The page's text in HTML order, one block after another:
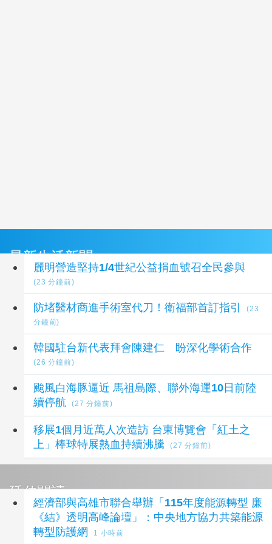
最新生活新聞
麗明營造堅持1/4世紀公益捐血號召全民參與
(23 分鐘前)
防堵醫材商進手術室代刀！衛福部首訂指引
(23
分鐘前)
韓國駐台新代表拜會陳建仁 盼深化學術合作
(26 分鐘前)
颱風白海豚逼近 馬祖島際、聯外海運10日前陸
續停航
(27 分鐘前)
移展1個月近萬人次造訪 台東博覽會「紅土之
上」棒球特展熱血持續沸騰
(27 分鐘前)
延伸閱讀
經濟部與高雄市聯合舉辦「115年度能源轉型 廉
《結》透明高峰論壇」：中央地方協力共築能源
轉型防護網
1 小時前